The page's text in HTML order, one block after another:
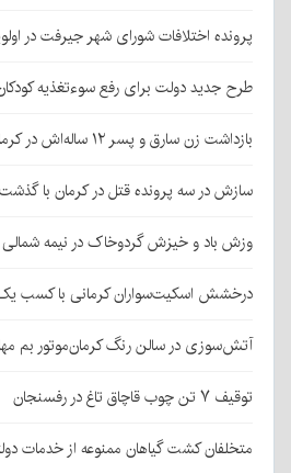
پرونده اختلافات شورای شهر جیرفت در
طرح جدید دولت برای رفع سوءتغذیه
بازداشت زن سارق و پسر ۱۲ ساله‌اش در کرمان
سازش در سه پرونده قتل در کرمان با گذشت
وزش باد و خیزش گردوخاک در نیمه
درخشش اسکیت‌سواران کرمانی با کسب
آتش‌سوزی در سالن رنگ کرمان‌موتور بم
توقیف ۷ تن چوب قاچاق تاغ در رفسنجان
متخلفان کشت گیاهان ممنوعه از خدمات